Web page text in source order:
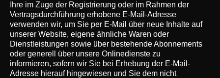
Ihre im Zuge der Registrierung oder im Rahmen der
Vertragsdurchführung erhobene E-Mail-Adresse
verwenden wir, um Sie per E-Mail über neue Inhalte auf
unserer Website, eigene ähnliche Waren oder
Dienstleistungen sowie über bestehende Abonnements
oder generell über unsere Onlinedienste zu
informieren, sofern wir Sie bei Erhebung der E-Mail-
Adresse hierauf hingewiesen und Sie dem nicht